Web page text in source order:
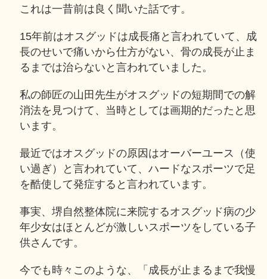
これは一昔前は良く聞いた話です。
15年前はオスグッドは成長痛と言われていて、成
長のせいで痛いから仕方がない、骨の成長が止ま
るまでは治らないと言われていました。
私の師匠の山田先生がオスグッドの短期間での解
消法を見つけて、当時としては画期的だったと思
います。
最近ではオスグッドの原因はオーバーユース（使
い過ぎ）と言われていて、ハードなスポーツで足
を酷使して発症すると言われています。
事実、堺自然整体院に来院するオスグッド病の少
年少女はほとんどが激しいスポーツをしている子
供さんです。
今でも時々このような、「成長が止まるまで我慢